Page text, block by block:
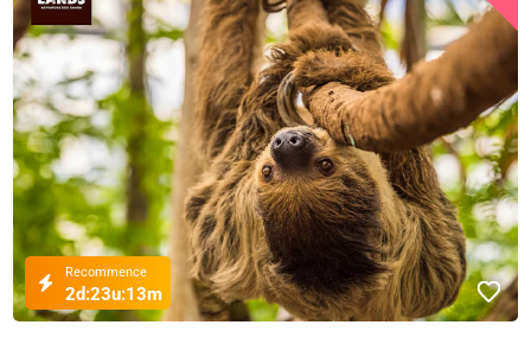
Recommence
2d:23u:13m